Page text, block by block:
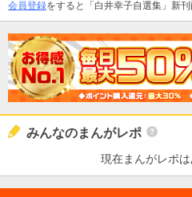
会員登録をすると「白井幸子自選集」新
みんなのまんがレポ
現在まんがレポは